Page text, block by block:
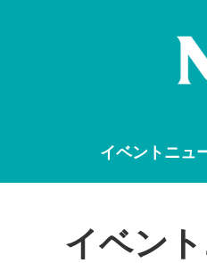
イベントニュ
イベン